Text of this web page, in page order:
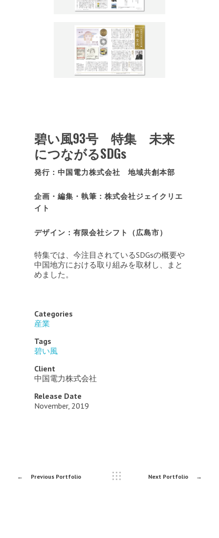
碧い風93号 特集 未来
につながるSDGs
発行：中国電力株式会社 地域共創本部
企画・編集・執筆：株式会社ジェイクリエ
イト
デザイン：有限会社シフト（広島市）
特集では、今注目されているSDGsの概要や
中国地方における取り組みを取材し、まと
めました。
Categories
産業
Tags
碧い風
Client
中国電力株式会社
Release Date
November, 2019
Previous Portfolio Next Portfolio